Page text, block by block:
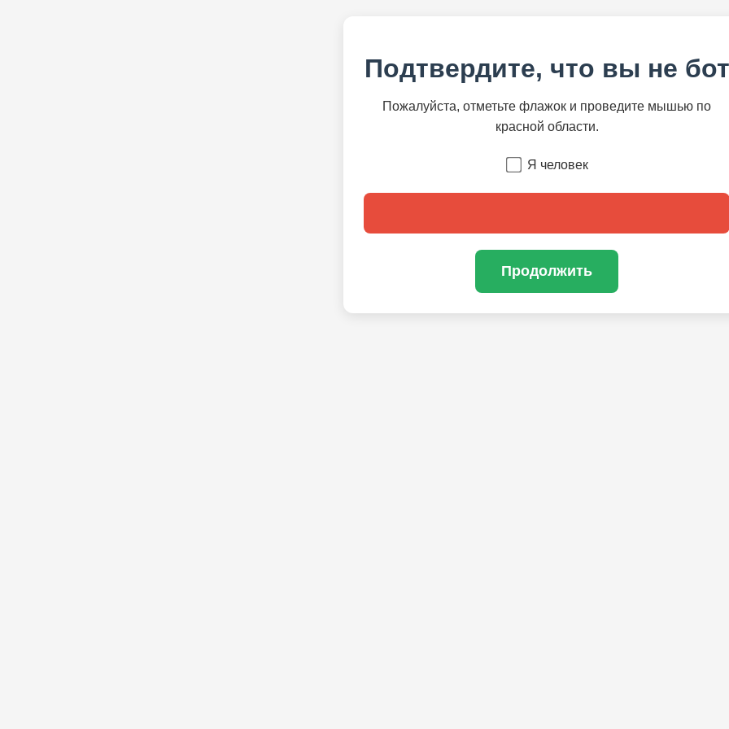
Подтвердите, что вы не бот
Пожалуйста, отметьте флажок и проведите мышью по
красной области.
Я человек
Продолжить